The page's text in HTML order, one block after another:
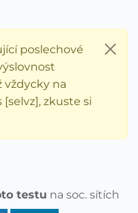
poslechové
vždycky na
[selvz], zkuste si
testu na soc. sítích